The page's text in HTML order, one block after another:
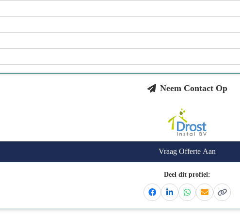
Neem Contact Op
Vraag Offerte Aan
Deel dit profiel:
FacebookLinkedinWhatsapp
Email